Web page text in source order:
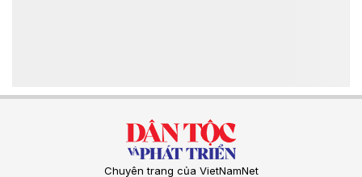
Chuyên trang của VietNamNet